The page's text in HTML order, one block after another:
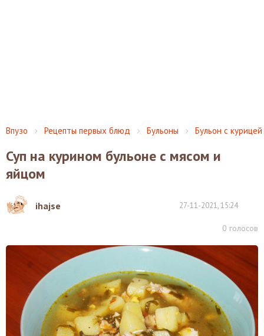
Впузо Рецепты первых блюд Бульоны Бульон с курицей
Суп на курином бульоне с мясом и
яйцом
ihajse 27-11-2021, 15:24
0 голосов